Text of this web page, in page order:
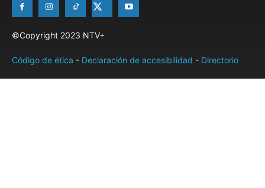
©Copyright 2023 NTV+
Código de ética - Declaración de accesibilidad - Directorio